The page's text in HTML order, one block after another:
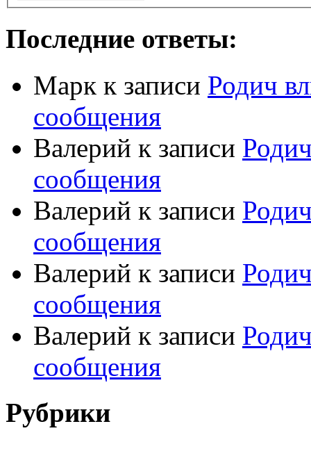
Последние ответы:
Марк к записи Родич
сообщения
Валерий к записи
сообщения
Валерий к записи
сообщения
Валерий к записи
сообщения
Валерий к записи
сообщения
Рубрики